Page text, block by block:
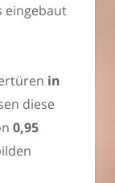
eingebaut
in
diese
0,95